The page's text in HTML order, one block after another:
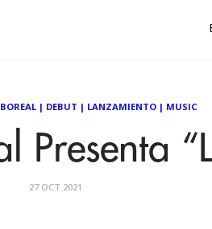
| DEBUT | LANZAMIENTO | MUSIC
Presenta
27 OCT 2021